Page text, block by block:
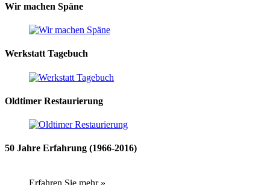
Wir machen Späne
Werkstatt Tagebuch
Oldtimer Restaurierung
50 Jahre Erfahrung (1966-2016)
Erfahren Sie mehr »